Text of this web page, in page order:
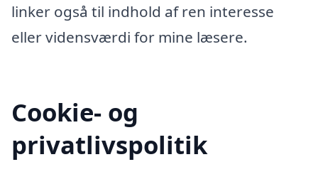
linker også til indhold af ren interesse
eller vidensværdi for mine læsere.
Cookie- og
privatlivspolitik